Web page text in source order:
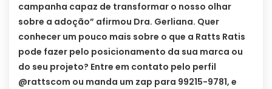
campanha capaz de transformar o nosso olhar
sobre a adoção” afirmou Dra. Gerliana. Quer
conhecer um pouco mais sobre o que a Ratts Ratis
pode fazer pelo posicionamento da sua marca ou
do seu projeto? Entre em contato pelo perfil
@rattscom ou manda um zap para 99215-9781, e